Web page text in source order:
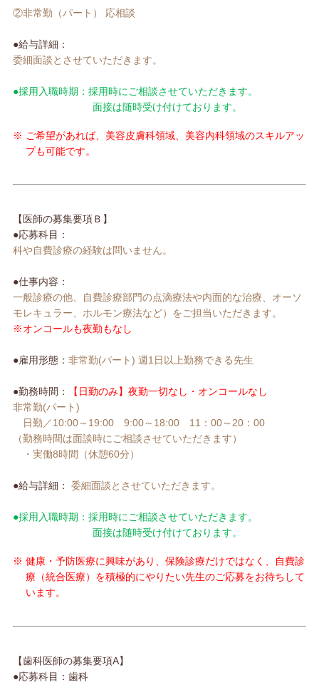
②非常勤（パート） 応相談
●給与詳細：
委細面談とさせていただきます。
●採用入職時期：採用時にご相談させていただきます。
面接は随時受け付けております。
※ ご希望があれば、美容皮膚科領域、美容内科領域のスキルアッ
プも可能です。
【医師の募集要項Ｂ】
●応募科目：
科や自費診療の経験は問いません。
●仕事内容：
一般診療の他、自費診療部門の点滴療法や内面的な治療、オーソ
モレキュラー、ホルモン療法など）をご担当いただきます。
※オンコールも夜勤もなし
●雇用形態： 非常勤(パート) 週1日以上勤務できる先生
●勤務時間：
【日勤のみ】夜勤一切なし・オンコールなし
非常勤(パート)
日勤／10:00～19:00 9:00～18:00 11：00～20：00
（勤務時間は面談時にご相談させていただきます）
・実働8時間（休憩60分）
●給与詳細： 委細面談とさせていただきます。
●採用入職時期：採用時にご相談させていただきます。
面接は随時受け付けております。
※ 健康・予防医療に興味があり、保険診療だけではなく、自費診
療（統合医療）を積極的にやりたい先生のご応募をお待ちして
います。
【歯科医師の募集要項A】
●応募科目：歯科